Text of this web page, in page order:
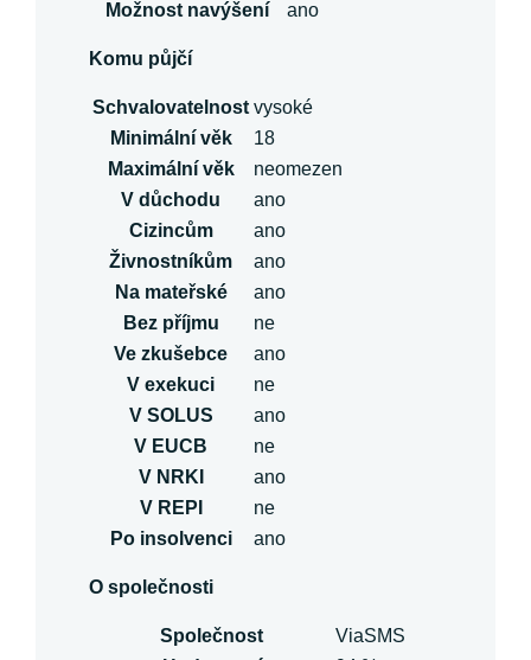
Možnost navýšení
ano
Komu půjčí
Schvalovatelnost vysoké
Minimální věk
18
Maximální věk
neomezen
V důchodu
ano
Cizincům
ano
Živnostníkům
ano
Na mateřské
ano
Bez příjmu
ne
Ve zkušebce
ano
V exekuci
ne
V SOLUS
ano
V EUCB
ne
V NRKI
ano
V REPI
ne
Po insolvenci
ano
O společnosti
Společnost
ViaSMS